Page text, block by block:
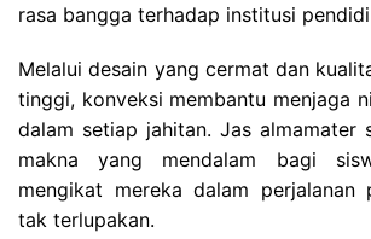
rasa bangga terhadap institusi
Melalui desain yang cermat dan
tinggi, konveksi membantu menjaga
dalam setiap jahitan. Jas almamater
makna yang mendalam bagi
mengikat mereka dalam perjalanan
tak terlupakan.